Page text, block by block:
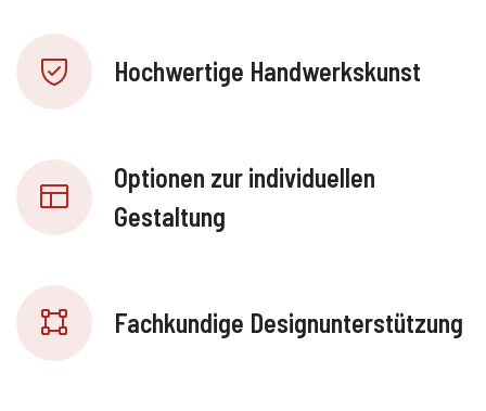
Hochwertige Handwerkskunst
Optionen zur individuellen
Gestaltung
Fachkundige Designunterstützung